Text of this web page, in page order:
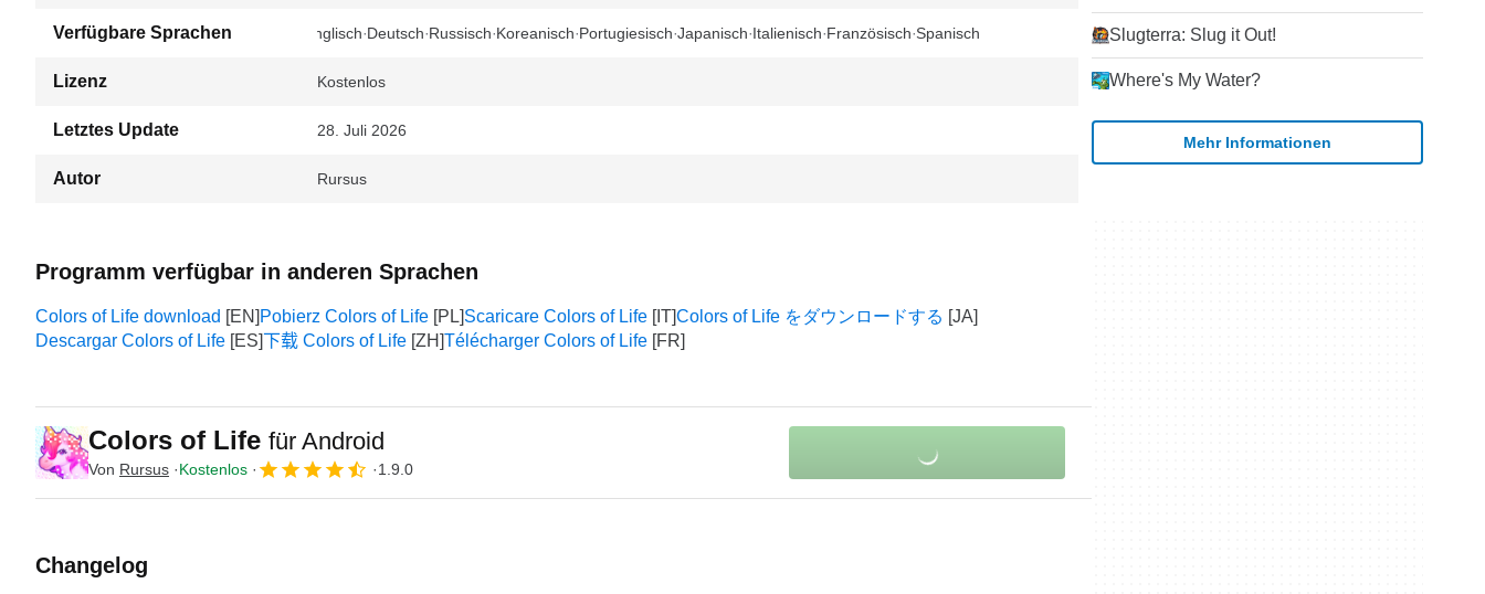
Verfügbare Sprachen Englisch Deutsch Russisch Koreanisch Portugiesisch Japanisch Italienisch Französisch Spanisch
Lizenz Kostenlos
Letztes Update 28. Juli 2026
Autor Rursus
Programm verfügbar in anderen Sprachen
Colors of Life download Pobierz Colors of Life Scaricare Colors of Life
Colors of Life をダウンロードする
Descargar Colors of Life
下载 Colors of Life Télécharger Colors of Life
Colors of Life für Android
Von Rursus Kostenlos 1.9.0
Changelog
Slugterra: Slug it Out!
Where's My Water?
Mehr Informationen